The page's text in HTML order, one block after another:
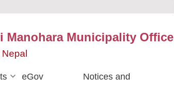
Manohara Municipality Office
eGov Notices and